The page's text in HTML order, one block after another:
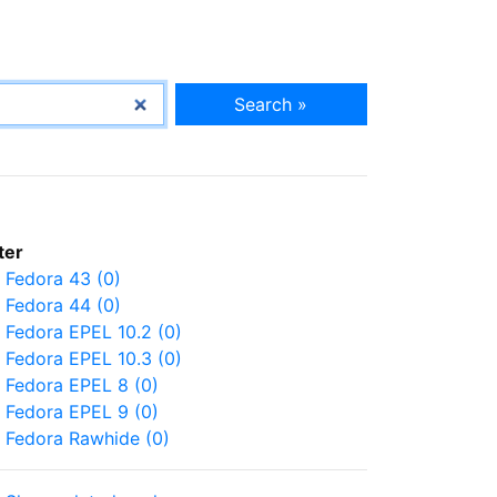
Search »
Fedora 43 (0)
Fedora 44 (0)
Fedora EPEL 10.2 (0)
Fedora EPEL 10.3 (0)
Fedora EPEL 8 (0)
Fedora EPEL 9 (0)
Fedora Rawhide (0)